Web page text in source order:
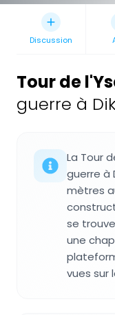
Discussion
Tour de
guerre à
La Tour
guerre à
mètres
se
une
vues sur